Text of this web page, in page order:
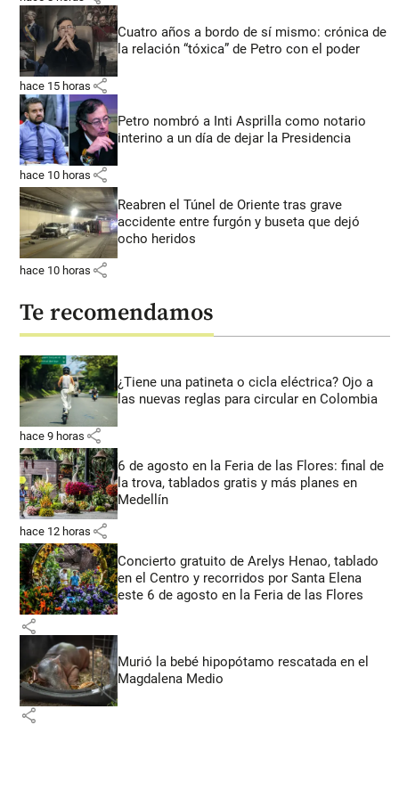
Cuatro años a bordo de sí mismo: crónica de
la relación “tóxica” de Petro con el poder
hace 15 horas share
Petro nombró a Inti Asprilla como notario
interino a un día de dejar la Presidencia
hace 10 horas share
Reabren el Túnel de Oriente tras grave
accidente entre furgón y buseta que dejó
ocho heridos
hace 10 horas share
Te recomendamos
¿Tiene una patineta o cicla eléctrica? Ojo a
las nuevas reglas para circular en Colombia
hace 9 horas share
6 de agosto en la Feria de las Flores: final de
la trova, tablados gratis y más planes en
Medellín
hace 12 horas share
Concierto gratuito de Arelys Henao, tablado
en el Centro y recorridos por Santa Elena
este 6 de agosto en la Feria de las Flores
share
Murió la bebé hipopótamo rescatada en el
Magdalena Medio
share